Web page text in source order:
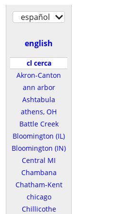
español
english
cl cerca
Akron-Canton
ann arbor
Ashtabula
athens, OH
Battle Creek
Bloomington (IL)
Bloomington (IN)
Central MI
Chambana
Chatham-Kent
chicago
Chillicothe